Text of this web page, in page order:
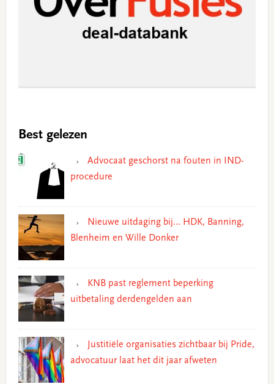
Best gelezen
Advocaat geschorst na fouten in IND-
procedure
Nieuwe uitdaging bij… HDK, Banning,
Blenheim en Wille Donker
KNB past reglement beperking
uitbetaling derdengelden aan
Justitiële organisaties zichtbaar bij Pride,
advocatuur laat het dit jaar afweten